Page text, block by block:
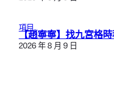
項目
【趙寧寧】找九宮格
2026 年 8 月 9 日